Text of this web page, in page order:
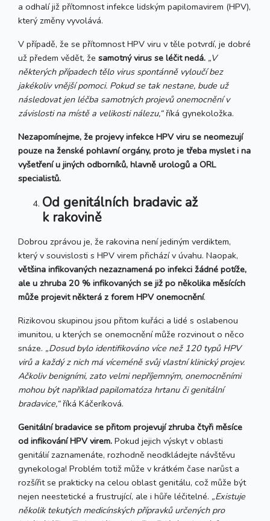
a odhalí již přítomnost infekce lidským papilomavirem (HPV),
který změny vyvolává.
V případě, že se přítomnost HPV viru v těle potvrdí, je dobré
už předem vědět, že samotný virus se léčit nedá. „V
některých případech tělo virus spontánně vyloučí bez
jakékoliv vnější pomoci. Pokud se tak nestane, bude už
následovat jen léčba samotných projevů onemocnění v
závislosti na místě a velikosti nálezu,“ říká gynekoložka.
Nezapomínejme, že projevy infekce HPV viru se neomezují
pouze na ženské pohlavní orgány, proto je třeba myslet i na
vyšetření u jiných odborníků, hlavně urologů a ORL
specialistů.
Od genitálních bradavic až
k rakovině
Dobrou zprávou je, že rakovina není jediným verdiktem,
který v souvislosti s HPV virem přichází v úvahu. Naopak,
většina infikovaných nezaznamená po infekci žádné potíže,
ale u zhruba 20 % infikovaných se již po několika měsících
může projevit některá z forem HPV onemocnění.
Rizikovou skupinou jsou přitom kuřáci a lidé s oslabenou
imunitou, u kterých se onemocnění může rozvinout o něco
snáze. „Dosud bylo identifikováno více než 120 typů HPV
virů a každý z nich má víceméně svůj vlastní klinický projev.
Ačkoliv benigními, zato velmi nepříjemným, onemocněními
mohou být například papilomatóza hrtanu či genitální
bradavice,“říká Káčeríková.
Genitální bradavice se přitom projevují zhruba čtyři měsíce
od infikování HPV virem. Pokud jejich výskyt v oblasti
genitálií zaznamenáte, rozhodně neodkládejte návštěvu
gynekologa! Problém totiž může v krátkém čase narůst a
rozšířit se prakticky na celou oblast genitálu, což může být
nejen neestetické a frustrující, ale i hůře léčitelné. „Existuje
několik tekutých medicínských přípravků určených pro